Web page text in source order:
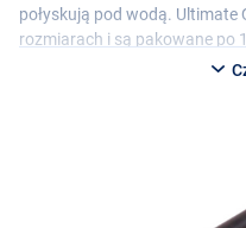
połyskują pod wodą. Ultimate
rozmiarach i są pakowane po